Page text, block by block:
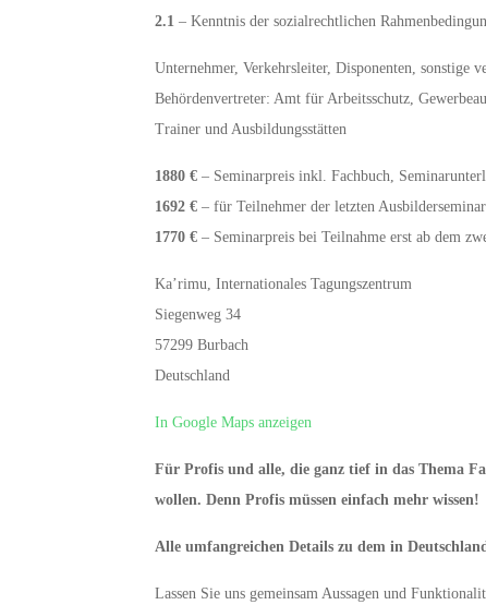
2.1 – Kenntnis der sozialrechtlichen
Unternehmer, Verkehrsleiter, Disponenten, sonstige
Behördenvertreter: Amt für Arbeitsschutz,
Trainer und Ausbildungsstätten
1880 € – Seminarpreis inkl. Fachbuch,
1692 € – für Teilnehmer der letzten
1770 € – Seminarpreis bei Teilnahme erst ab dem
Ka’rimu, Internationales Tagungszentrum
Siegenweg 34
57299 Burbach
Deutschland
In Google Maps anzeigen
Für Profis und alle, die ganz tief in das Thema
wollen. Denn Profis müssen einfach mehr wissen!
Alle umfangreichen Details zu dem in
Lassen Sie uns gemeinsam Aussagen und